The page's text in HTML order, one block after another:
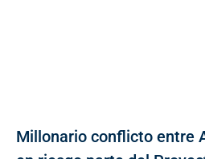
Millonario conflicto entre